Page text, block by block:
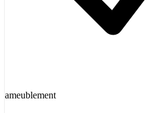
ameublement